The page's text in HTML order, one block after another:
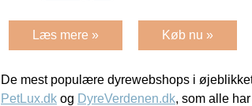
Læs mere » Køb nu »
De mest populære dyrewebshops i
PetLux.dk og DyreVerdenen.dk, som alle